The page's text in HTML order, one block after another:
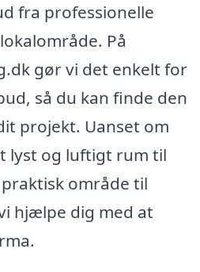
fra professionelle
På
gør vi det enkelt for
så du kan finde den
projekt. Uanset om
lyst og luftigt rum til
område til
hjælpe dig med at